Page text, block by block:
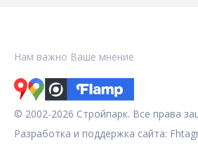
Нам важно Ваше мнение
© 2002-2026 Стройпарк. Все права
Разработка и поддержка сайта: